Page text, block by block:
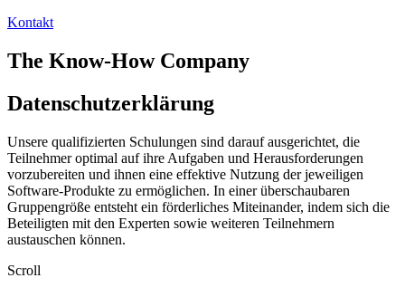
Kontakt
The Know-How Company
Datenschutzerklärung
Unsere qualifizierten Schulungen sind darauf ausgerichtet, die
Teilnehmer optimal auf ihre Aufgaben und Herausforderungen
vorzubereiten und ihnen eine effektive Nutzung der jeweiligen
Software-Produkte zu ermöglichen. In einer überschaubaren
Gruppengröße entsteht ein förderliches Miteinander, indem sich die
Beteiligten mit den Experten sowie weiteren Teilnehmern
austauschen können.
Scroll